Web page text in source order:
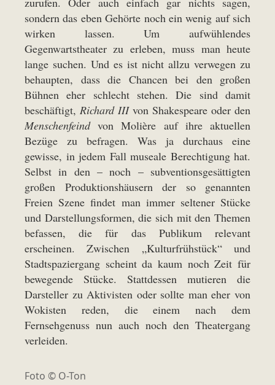
sondern das eben Gehörte noch ein wenig auf sich
wirken lassen. Um aufwühlendes
Gegenwartstheater zu erleben, muss man heute
lange suchen. Und es ist nicht allzu verwegen zu
behaupten, dass die Chancen bei den großen
Bühnen eher schlecht stehen. Die sind damit
beschäftigt, Richard IIIvon Shakespeare oder den
Menschenfeindvon Molière auf ihre aktuellen
Bezüge zu befragen. Was ja durchaus eine
gewisse, in jedem Fall museale Berechtigung hat.
Selbst in den – noch – subventionsgesättigten
großen Produktionshäusern der so genannten
Freien Szene findet man immer seltener Stücke
und Darstellungsformen, die sich mit den Themen
befassen, die für das Publikum relevant
erscheinen. Zwischen „Kulturfrühstück“ und
Stadtspaziergang scheint da kaum noch Zeit für
bewegende Stücke. Stattdessen mutieren die
Darsteller zu Aktivisten oder sollte man eher von
Wokisten reden, die einem nach dem
Fernsehgenuss nun auch noch den Theatergang
verleiden.
Foto © O-Ton